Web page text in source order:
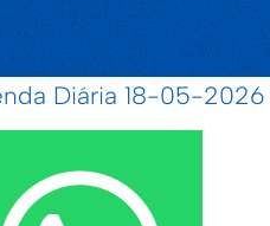
Diária 18-05-2026